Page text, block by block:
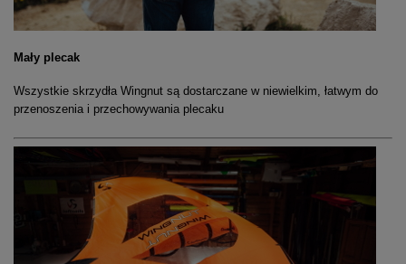
Mały plecak
Wszystkie skrzydła Wingnut są dostarczane w niewielkim, łatwym do
przenoszenia i przechowywania plecaku